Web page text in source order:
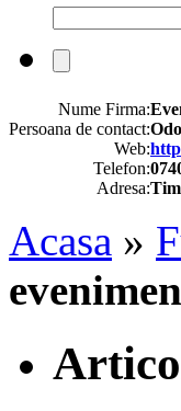
Nume Firma:
Persoana de contact:
Web:
Telefon:
Adresa:
Acasa »